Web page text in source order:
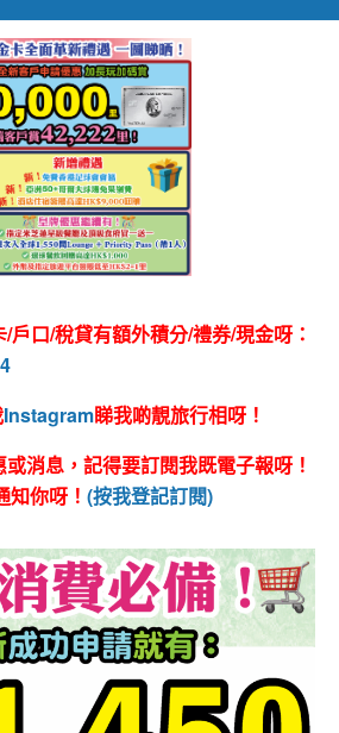
戶口/稅貸有額外積分/禮券/現金呀：
Instagram睇我啲靚旅行相呀！
消息，記得要訂閱我既電子報呀！
你呀！ (按我登記訂閱)